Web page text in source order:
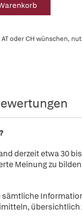
oder CH wünschen,
derzeit etwa 30
Meinung zu